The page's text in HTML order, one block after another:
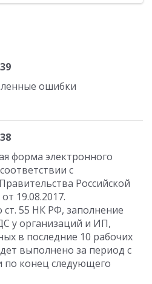
ошибки
форма электронного
с
Российской
19.08.2017.
ст. 55 НК РФ, заполнение
у организаций и ИП,
в последние 10 рабочих
выполнено за период с
по конец следующего